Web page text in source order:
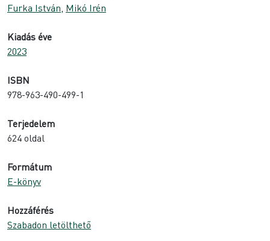
Furka István Mikó Irén
Kiadás éve
2023
ISBN
978-963-490-499-1
Terjedelem
624 oldal
Formátum
E-könyv
Hozzáférés
Szabadon letölthető